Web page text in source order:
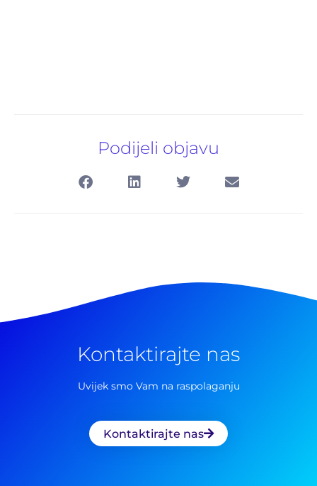
Podijeli objavu
Kontaktirajte nas
Uvijek smo Vam na raspolaganju
Kontaktirajte nas